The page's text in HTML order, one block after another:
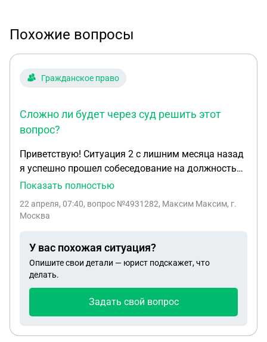
Похожие вопросы
Гражданское право
Сложно ли будет через суд решить этот
вопрос?
Приветствую! Ситуация 2 с лишним месяца назад
я успешно прошел собеседование на должность
разработчика видеоигр в крупной российской
пообещали формат сотрудничества в виде
обе стороны останутся довольны. После этого
мне прислали заготовку договора, в котором
было очень много сомнительный нюансов
(пример: обязательство с моей стороны
исправить все недочеты поекта если им что-то не
Показать полностью
22 апреля, 07:40, вопрос №4931282, Максим Максим, г.
Москва
У вас похожая ситуация?
Опишите свои детали — юрист подскажет, что
делать.
Задать свой вопрос